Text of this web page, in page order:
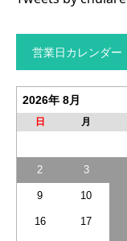
営業日カレンダー
2026年 8月
日 月
2 3
9 10
16 17